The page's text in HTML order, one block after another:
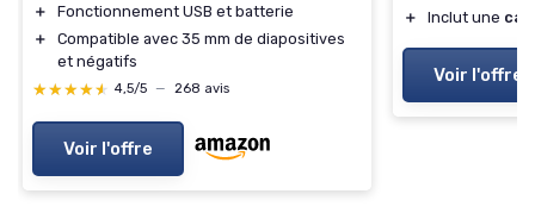
＋
Fonctionnement USB et batterie
＋
Compatible avec 35 mm de diapositives
et négatifs
★★★★★
★★★★★ 4,5/5 — 268 avis
Voir l'offre
＋
Inclut une
Voir l'offre